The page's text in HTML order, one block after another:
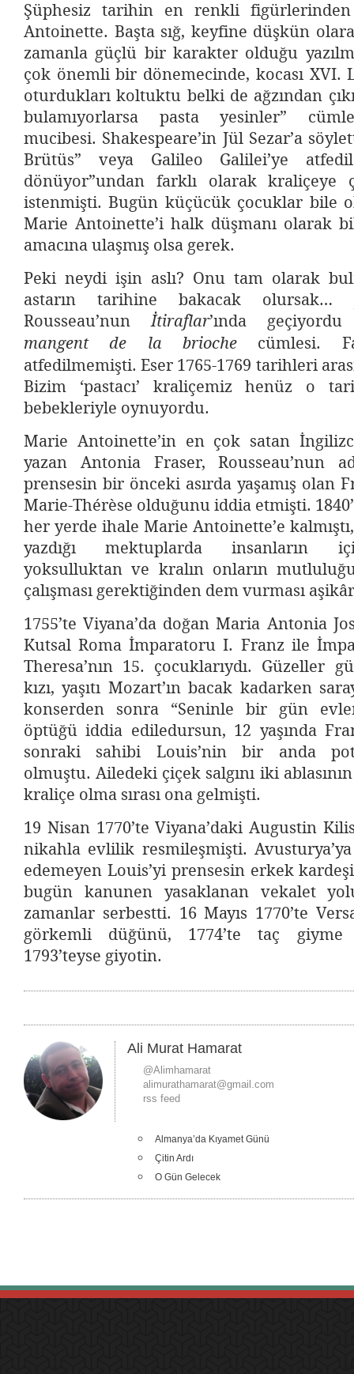
Şüphesiz tarihin en renkli
Antoinette. Başta sığ, keyfine düşkün
zamanla güçlü bir karakter olduğu
çok önemli bir dönemecinde, kocası XVI.
oturdukları koltuktu belki de ağzından
bulamıyorlarsa pasta yesinler”
mucibesi. Shakespeare’in Jül Sezar’a
Brütüs” veya Galileo Galilei’ye
dönüyor”undan farklı olarak kraliçeye
istenmişti. Bugün küçücük çocuklar bile
Marie Antoinette’i halk düşmanı olarak
amacına ulaşmış olsa gerek.
Peki neydi işin aslı? Onu tam olarak
astarın tarihine bakacak olursak…
Rousseau’nunİtiraflar’ında
mangent de la brioche cümlesi.
atfedilmemişti. Eser 1765-1769 tarihleri
Bizim ‘pastacı’ kraliçemiz henüz o
bebekleriyle oynuyordu.
Marie Antoinette’in en çok satan
yazan Antonia Fraser, Rousseau’nun
prensesin bir önceki asırda yaşamış olan
Marie-Thérèse olduğunu iddia etmişti.
her yerde ihale Marie Antoinette’e
yazdığı mektuplarda insanların
yoksulluktan ve kralın onların
çalışması gerektiğinden dem vurması
1755’te Viyana’da doğan Maria Antonia
Kutsal Roma İmparatoru I. Franz ile
Theresa’nın 15. çocuklarıydı. Güzeller
kızı, yaşıtı Mozart’ın bacak kadarken
konserden sonra “Seninle bir gün
öptüğü iddia ediledursun, 12 yaşında
sonraki sahibi Louis’nin bir anda
olmuştu. Ailedeki çiçek salgını iki ablasının
kraliçe olma sırası ona gelmişti.
19 Nisan 1770’te Viyana’daki Augustin
nikahla evlilik resmileşmişti.
edemeyen Louis’yi prensesin erkek
bugün kanunen yasaklanan vekalet
zamanlar serbestti. 16 Mayıs 1770’te
görkemli düğünü, 1774’te taç
1793’teyse giyotin.
Ali Murat Hamarat
@Alimhamarat
alimurathamarat@gmail.com
rss feed
Almanya’da Kıyamet Günü
Çitin Ardı
O Gün Gelecek